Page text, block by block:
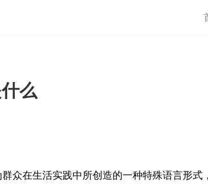
么
众在生活实践中所创造的一种特殊语言形式